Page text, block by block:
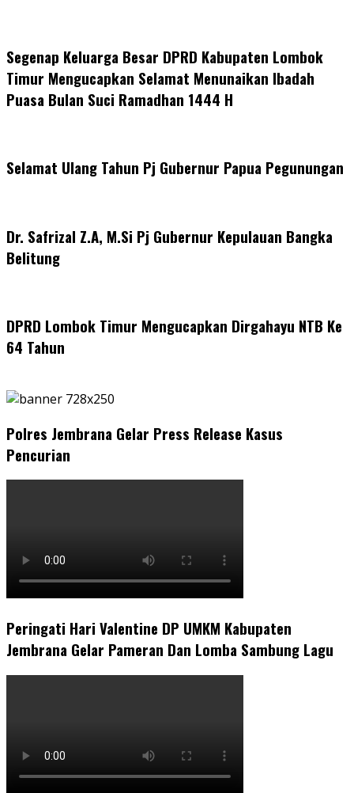
Segenap Keluarga Besar DPRD Kabupaten Lombok
Timur Mengucapkan Selamat Menunaikan Ibadah
Puasa Bulan Suci Ramadhan 1444 H
Selamat Ulang Tahun Pj Gubernur Papua Pegunungan
Dr. Safrizal Z.A, M.Si Pj Gubernur Kepulauan Bangka
Belitung
DPRD Lombok Timur Mengucapkan Dirgahayu NTB Ke
64 Tahun
Polres Jembrana Gelar Press Release Kasus
Pencurian
Peringati Hari Valentine DP UMKM Kabupaten
Jembrana Gelar Pameran Dan Lomba Sambung Lagu